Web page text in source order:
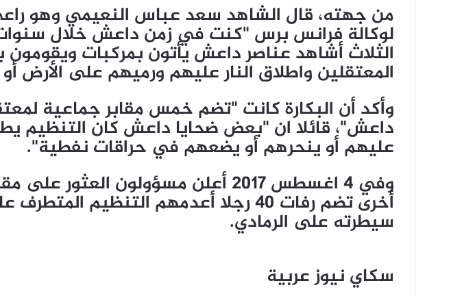
من جهته، قال الشاهد سعد عباس النعيمي وهو
لوكالة فرانس برس "كنت في زمن داعش خلال سنوات
الثلاث أشاهد عناصر داعش يأتون بمركبات ويقومون
المعتقلين واطلاق النار عليهم ورميهم على الأرض
وأكد أن البكارة كانت "تضم خمس مقابر جماعية
داعش"، قائلا ان "بعض ضحايا داعش كان التنظيم
عليهم أو ينحرهم أو يضعهم في حراقات نفطية".
وفي 4 اغسطس 2017 أعلن مسؤولون العثور
سيطرته على الرمادي.
سكاي نيوز عربية